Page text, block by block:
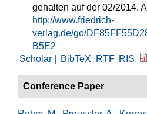
gehalten auf der 02/2014.
http://www.friedrich-
verlag.de/go/
B5E2
Scholar |
BibTeX RTF RIS
Conference Paper